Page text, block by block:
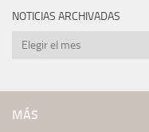
NOTICIAS ARCHIVADAS
Noticias
MÁS